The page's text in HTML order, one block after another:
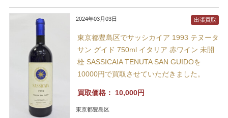
2024年03月03日
東京都豊島区でサッシカイア 1993 テヌータ
サン グイド 750ml イタリア 赤ワイン 未開
栓 SASSICAIA TENUTA SAN GUIDOを
10000円で買取させていただきました。
買取価格： 10,000円
東京都豊島区
出張買取